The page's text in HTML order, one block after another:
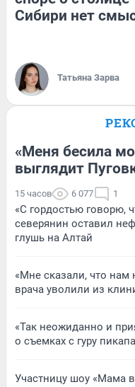
Сибири нет
Татьяна Зарва
«Меня бесила
выглядит
15 часов 6 077 1
«С гордостью говорю,
северянин оставил
глушь на Алтай
«Мне сказали, что нам
врача уволили из
«Так неожиданно и
о съемках с гуру
Участницу шоу «Мама